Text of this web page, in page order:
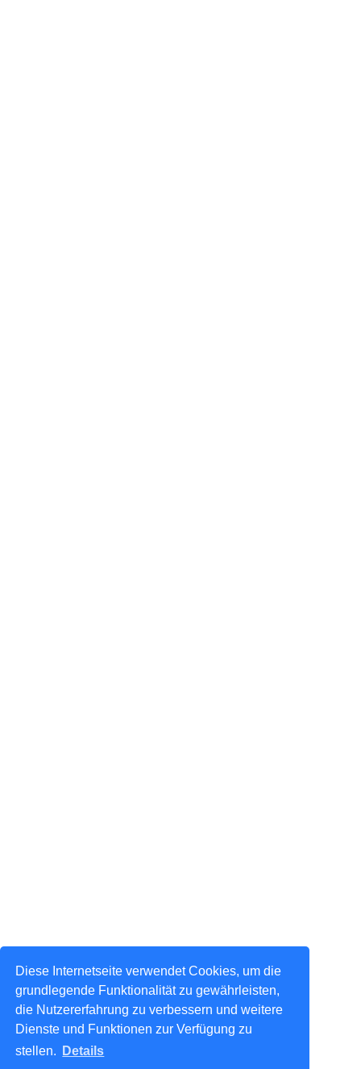
Diese Internetseite verwendet Cookies, um die
grundlegende Funktionalität zu gewährleisten,
die Nutzererfahrung zu verbessern und weitere
Dienste und Funktionen zur Verfügung zu
stellen.
Details